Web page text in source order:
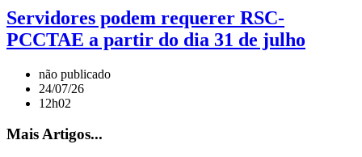
Servidores podem requerer RSC-
PCCTAE a partir do dia 31 de julho
não publicado
24/07/26
12h02
Mais Artigos...